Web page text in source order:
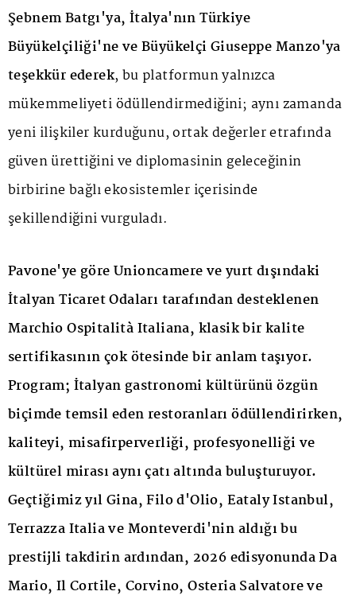
Şebnem Batgı'ya, İtalya'nın Türkiye
Büyükelçiliği'ne ve Büyükelçi Giuseppe Manzo'ya
teşekkür ederek, bu platformun yalnızca
mükemmeliyeti ödüllendirmediğini; aynı zamanda
yeni ilişkiler kurduğunu, ortak değerler etrafında
güven ürettiğini ve diplomasinin geleceğinin
birbirine bağlı ekosistemler içerisinde
şekillendiğini vurguladı.
Pavone'ye göre Unioncamere ve yurt dışındaki
İtalyan Ticaret Odaları tarafından desteklenen
Marchio Ospitalità Italiana, klasik bir kalite
sertifikasının çok ötesinde bir anlam taşıyor.
Program; İtalyan gastronomi kültürünü özgün
biçimde temsil eden restoranları ödüllendirirken,
kaliteyi, misafirperverliği, profesyonelliği ve
kültürel mirası aynı çatı altında buluşturuyor.
Geçtiğimiz yıl Gina, Filo d'Olio, Eataly Istanbul,
Terrazza Italia ve Monteverdi'nin aldığı bu
prestijli takdirin ardından, 2026 edisyonunda Da
Mario, Il Cortile, Corvino, Osteria Salvatore ve